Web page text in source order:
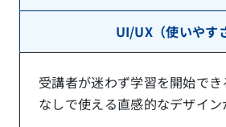
UI/UX（使いやす
受講者が迷わず学習を開始で
なしで使える直感的なデザイン